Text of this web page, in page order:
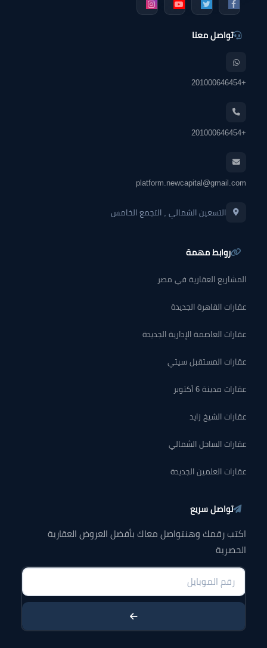
دوبلكس للبيع - فيلا للبيع - محل تجاري - مكتب إداري - عيادة
تواصل معنا
+201000646454
+201000646454
platform.newcapital@gmail.com
التسعين الشمالي , التجمع الخامس
روابط مهمة
المشاريع العقارية في مصر
عقارات القاهرة الجديدة
عقارات العاصمة الإدارية الجديدة
عقارات المستقبل سيتي
عقارات مدينة 6 أكتوبر
عقارات الشيخ زايد
عقارات الساحل الشمالي
عقارات العلمين الجديدة
تواصل سريع
اكتب رقمك وهنتواصل معاك بأفضل العروض العقارية
الحصرية